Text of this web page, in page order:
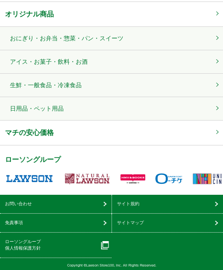
オリジナル商品
おにぎり・お弁当・惣菜・パン・スイーツ
アイス・お菓子・飲料・お酒
生鮮・一般食品・冷凍食品
日用品・ペット用品
マチの安心価格
ローソングループ
お問い合わせ サイト規約
免責事項 サイトマップ
ローソングループ
個人情報保護方針
Copyright ©Lawson Store100, Inc. All Rights Reserved.